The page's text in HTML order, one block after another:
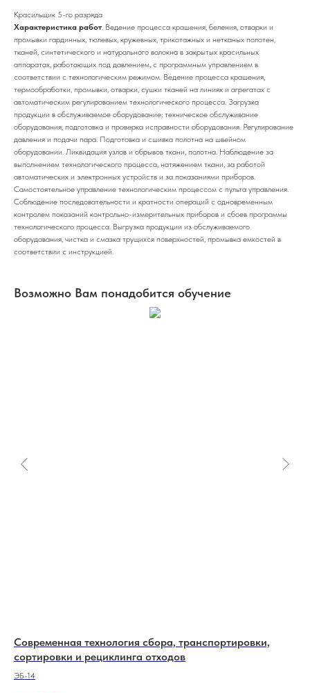
Красильщик 5-го разряда
Характеристика работ. Ведение процесса крашения, беления, отварки и
промывки гардинных, тюлевых, кружевных, трикотажных и нетканых полотен,
тканей, синтетического и натурального волокна в закрытых красильных
аппаратах, работающих под давлением, с программным управлением в
соответствии с технологическим режимом. Ведение процесса крашения,
термообработки, промывки, отварки, сушки тканей на линиях и агрегатах с
автоматическим регулированием технологического процесса. Загрузка
продукции в обслуживаемое оборудование; техническое обслуживание
оборудования; подготовка и проверка исправности оборудования. Регулирование
давления и подачи пара. Подготовка и сшивка полотна на швейном
оборудовании. Ликвидация узлов и обрывов ткани, полотна. Наблюдение за
выполнением технологического процесса, натяжением ткани, за работой
автоматических и электронных устройств и за показаниями приборов.
Самостоятельное управление технологическим процессом с пульта управления.
Соблюдение последовательности и кратности операций с одновременным
контролем показаний контрольно-измерительных приборов и сбоев программы
технологического процесса. Выгрузка продукции из обслуживаемого
оборудования, чистка и смазка трущихся поверхностей, промывка емкостей в
соответствии с инструкцией.
Возможно Вам понадобится обучение
Современная технология сбора, транспортировки,
сортировки и рециклинга отходов
ЭБ-14